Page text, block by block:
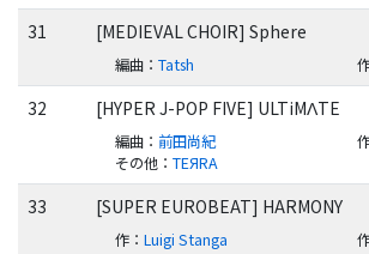
31 [MEDIEVAL CHOIR] Sphere
編曲 ：Tatsh
32 [HYPER J-POP FIVE] ULTiMΛTE
編曲 ： 前田尚紀
その他 ：TEЯRA
33 [SUPER EUROBEAT] HARMONY
作 ：Luigi Stanga